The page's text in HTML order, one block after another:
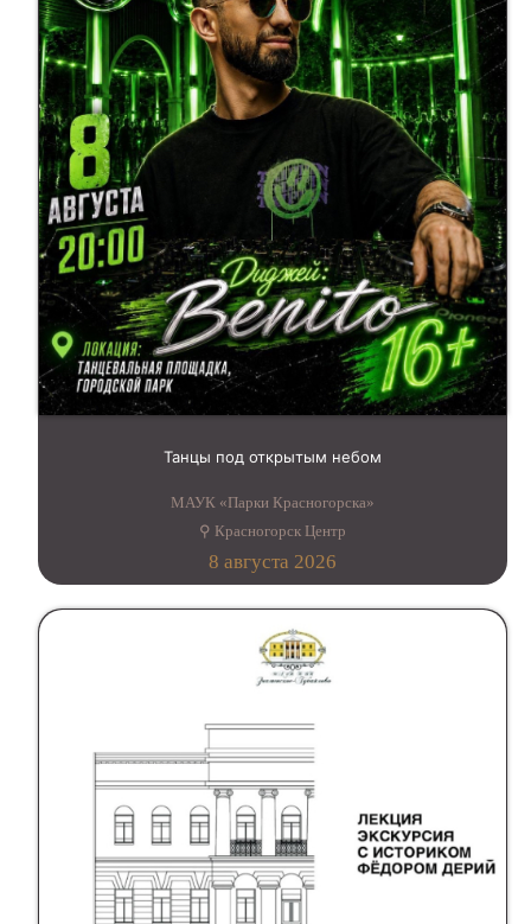
Танцы под открытым небом
МАУК «Парки Красногорска»
⚲ Красногорск Центр
8 августа 2026